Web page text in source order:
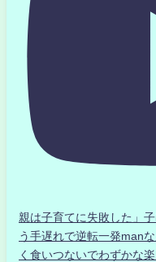
親は子育てに失敗した」
う手遅れで逆転一発man
く食いつないでわずかな